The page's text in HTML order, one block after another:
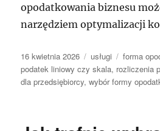
opodatkowania biznesu
narzędziem optymalizacji
Data
publikacji
16 kwietnia 2026 Kategorie
usługi Tagi
forma
podatek liniowy czy skala, rozliczenia
dla przedsiębiorcy,wybór formy